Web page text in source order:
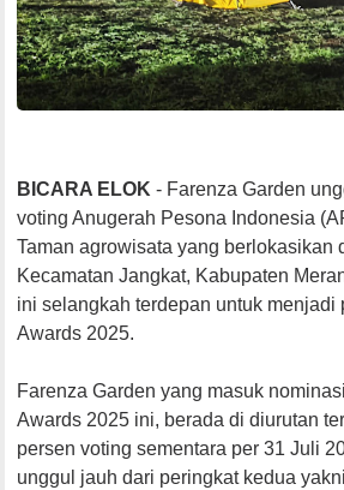
BICARA ELOK- Farenza Garden
voting Anugerah Pesona Indonesia
Taman agrowisata yang berlokasikan
Kecamatan Jangkat, Kabupaten
ini selangkah terdepan untuk menjadi
Awards 2025.
Farenza Garden yang masuk
Awards 2025 ini, berada di diurutan
persen voting sementara per 31 Juli
unggul jauh dari peringkat kedua